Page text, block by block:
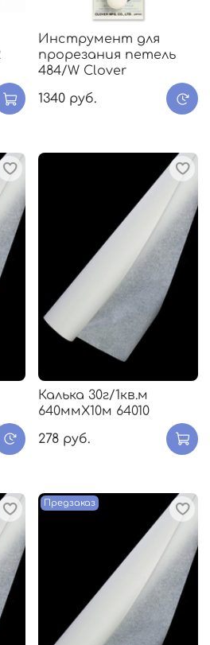
Инструмент для
прорезания петель
484/W Clover
1340 руб.
Калька 30г/1кв.м
640ммХ10м 64010
278 руб.
Предзаказ